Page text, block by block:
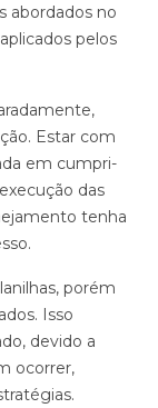
abordados no
pelos
Estar com
em cumpri-
das
tenha
porém
Isso
devido a
ocorrer,